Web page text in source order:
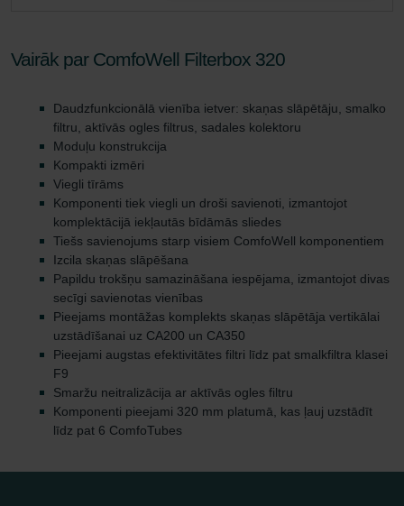
Vairāk par ComfoWell Filterbox 320
Daudzfunkcionālā vienība ietver: skaņas slāpētāju, smalko
filtru, aktīvās ogles filtrus, sadales kolektoru
Moduļu konstrukcija
Kompakti izmēri
Viegli tīrāms
Komponenti tiek viegli un droši savienoti, izmantojot
komplektācijā iekļautās bīdāmās sliedes
Tiešs savienojums starp visiem ComfoWell komponentiem
Izcila skaņas slāpēšana
Papildu trokšņu samazināšana iespējama, izmantojot divas
secīgi savienotas vienības
Pieejams montāžas komplekts skaņas slāpētāja vertikālai
uzstādīšanai uz CA200 un CA350
Pieejami augstas efektivitātes filtri līdz pat smalkfiltra klasei
F9
Smaržu neitralizācija ar aktīvās ogles filtru
Komponenti pieejami 320 mm platumā, kas ļauj uzstādīt
līdz pat 6 ComfoTubes